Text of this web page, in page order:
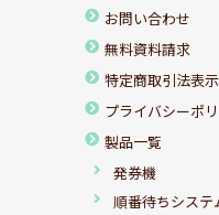
お問い合わせ
無料資料請求
特定商取引法表
プライバシーポ
製品一覧
発券機
順番待ちシステ